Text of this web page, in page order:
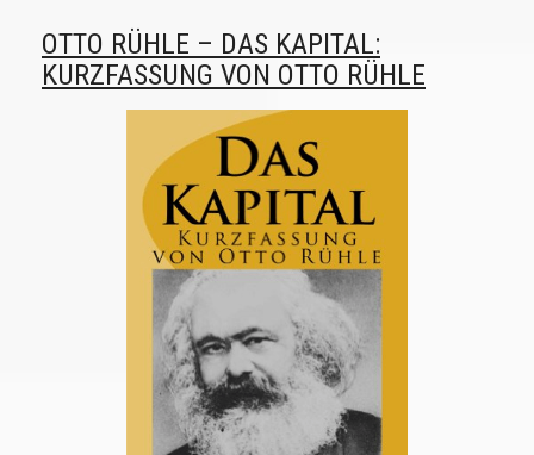
OTTO RÜHLE – DAS KAPITAL:
KURZFASSUNG VON OTTO RÜHLE